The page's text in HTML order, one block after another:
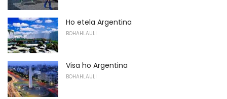
Ho etela Argentina
BOHAHLAULI
Visa ho Argentina
BOHAHLAULI